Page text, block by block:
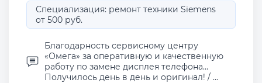
Специализация: ремонт техники Siemens
от 500 руб.
Благодарность сервисному центру
«Омега» за оперативную и качественную
работу по замене дисплея телефона…
Получилось день в день и оригинал! / ...